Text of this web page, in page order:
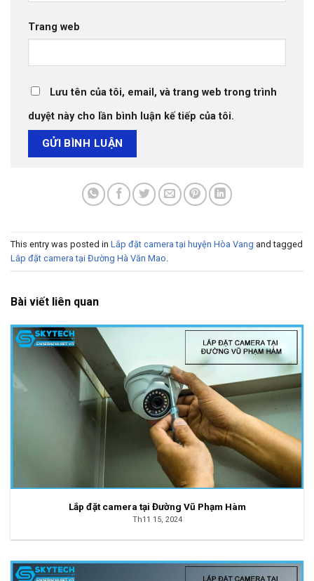
Trang web
Lưu tên của tôi, email, và trang web trong trình
duyệt này cho lần bình luận kế tiếp của tôi.
This entry was posted in Lắp đặt camera tại huyện Hòa Vang and tagged
Lắp đặt camera tại Đường Hà Văn Mao
Bài viết liên quan
Lắp đặt camera tại Đường Vũ Phạm Hàm
Th11 15, 2024